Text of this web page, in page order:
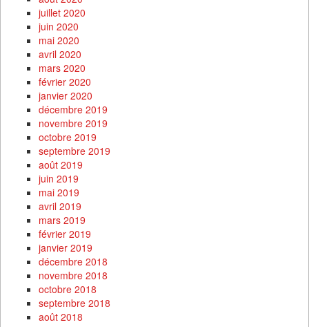
juillet 2020
juin 2020
mai 2020
avril 2020
mars 2020
février 2020
janvier 2020
décembre 2019
novembre 2019
octobre 2019
septembre 2019
août 2019
juin 2019
mai 2019
avril 2019
mars 2019
février 2019
janvier 2019
décembre 2018
novembre 2018
octobre 2018
septembre 2018
août 2018